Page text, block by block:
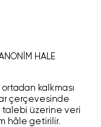
HALE
kalkması
çerçevesinde
talebi üzerine veri
hâle getirilir.